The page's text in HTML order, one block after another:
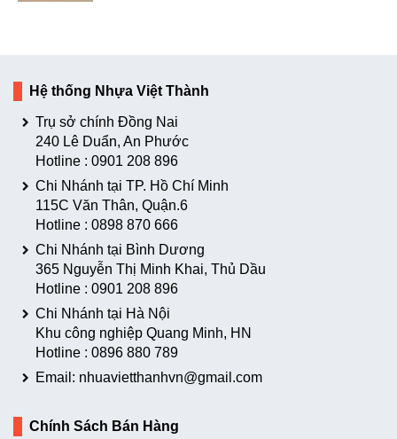
Hệ thống Nhựa Việt Thành
Trụ sở chính Đồng Nai
240 Lê Duẩn, An Phước
Hotline : 0901 208 896
Chi Nhánh tại TP. Hồ Chí Minh
115C Văn Thân, Quận.6
Hotline : 0898 870 666
Chi Nhánh tại Bình Dương
365 Nguyễn Thị Minh Khai, Thủ Dầu
Hotline : 0901 208 896
Chi Nhánh tại Hà Nội
Khu công nghiệp Quang Minh, HN
Hotline : 0896 880 789
Email: nhuavietthanhvn@gmail.com
Chính Sách Bán Hàng